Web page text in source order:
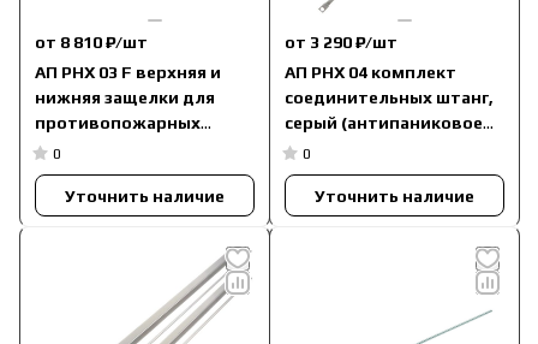
от 8 810 ₽/шт
АП PHX 03 F верхняя и
нижняя защелки для
противопожарных
дверей (антипаниковое
устройство серии PHA
2000 / PHB 3000)
0
Уточнить наличие
от 3 290 ₽/шт
АП PHX 04 комплект
соединительных штанг,
серый (антипаниковое
устройство серии PHA
2000 / PHB 3000)
3501422041001
0
Уточнить наличие